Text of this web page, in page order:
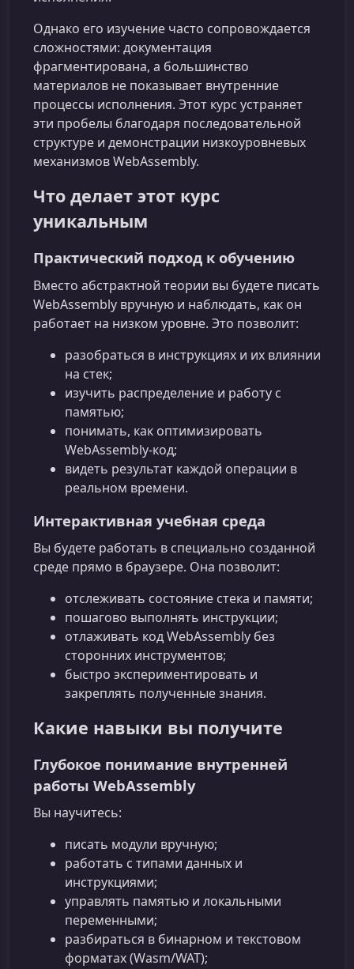
Однако его изучение часто сопровождается
сложностями: документация
фрагментирована, а большинство
материалов не показывает внутренние
процессы исполнения. Этот курс устраняет
эти пробелы благодаря последовательной
структуре и демонстрации низкоуровневых
механизмов WebAssembly.
Что делает этот курс
уникальным
Практический подход к обучению
Вместо абстрактной теории вы будете писать
WebAssembly вручную и наблюдать, как он
работает на низком уровне. Это позволит:
разобраться в инструкциях и их влиянии
на стек;
изучить распределение и работу с
памятью;
понимать, как оптимизировать
WebAssembly‑код;
видеть результат каждой операции в
реальном времени.
Интерактивная учебная среда
Вы будете работать в специально созданной
среде прямо в браузере. Она позволит:
отслеживать состояние стека и памяти;
пошагово выполнять инструкции;
отлаживать код WebAssembly без
сторонних инструментов;
быстро экспериментировать и
закреплять полученные знания.
Какие навыки вы получите
Глубокое понимание внутренней
работы WebAssembly
Вы научитесь:
писать модули вручную;
работать с типами данных и
инструкциями;
управлять памятью и локальными
переменными;
разбираться в бинарном и текстовом
форматах (Wasm/WAT);